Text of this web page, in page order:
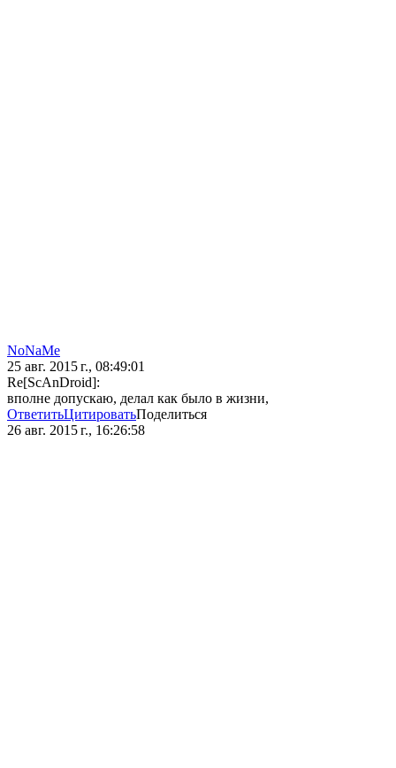
NoNaMe
25 авг. 2015 г., 08:49:01
Re[ScAnDroid]:
вполне допускаю, делал как было в жизни,
ОтветитьЦитироватьПоделиться
26 авг. 2015 г., 16:26:58